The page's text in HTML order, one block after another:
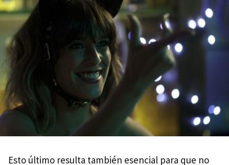
Esto último resulta también esencial para que no